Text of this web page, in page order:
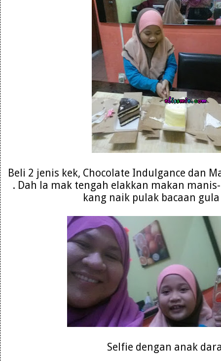
Beli 2 jenis kek, Chocolate Indulgance dan
. Dah la mak tengah elakkan makan
kang naik pulak bacaan
Selfie dengan anak